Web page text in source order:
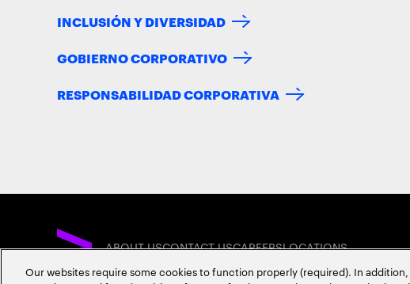
INCLUSIÓN Y DIVERSIDAD
GOBIERNO CORPORATIVO
RESPONSABILIDAD CORPORATIVA
ABOUT USCONTACT USCAREERSLOCATIONS
Our websites require some cookies to function properly (required). In